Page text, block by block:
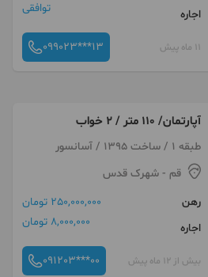
اجاره
توافقی
11 ماه پیش 099023***13
آپارتمان/ ۱۱۰ متر / ۲ خواب
طبقه 1 / ساخت 1395 / آسانسور
قم - شهرک قدس
رهن
250,000,000 تومان
اجاره
8,000,000 تومان
بیش از 12 ماه پیش 091203***00